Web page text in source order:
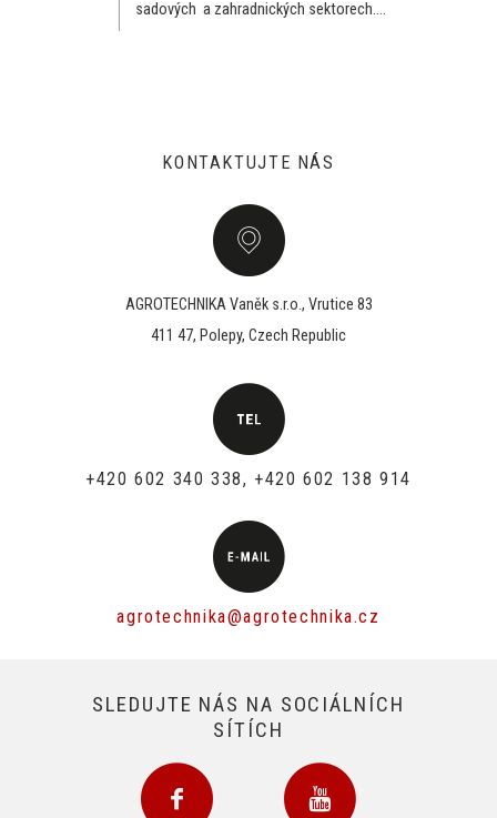
sadových a zahradnických sektorech....
KONTAKTUJTE NÁS
AGROTECHNIKA Vaněk s.r.o., Vrutice 83
411 47, Polepy, Czech Republic
+420 602 340 338, +420 602 138 914
agrotechnika@agrotechnika.cz
SLEDUJTE NÁS NA SOCIÁLNÍCH
SÍTÍCH